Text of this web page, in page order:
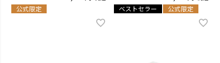
公式限定 ベストセラー 公式限定